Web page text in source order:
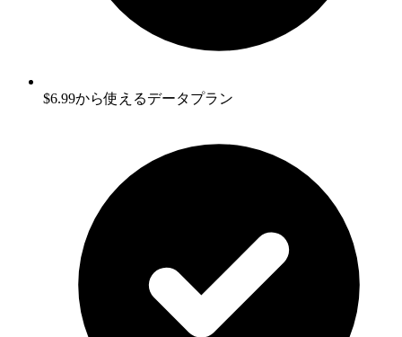
$6.99から使えるデータプラン